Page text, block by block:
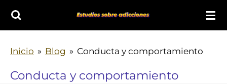
al
Inicio » Blog » Conducta y comportamiento
Conducta y comportamiento